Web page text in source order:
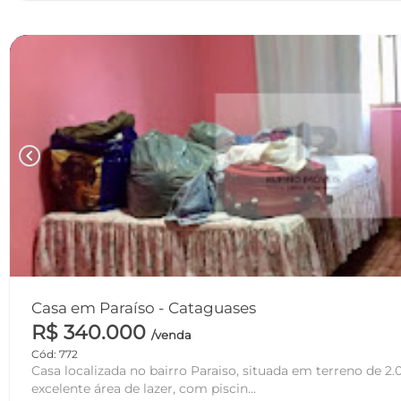
chevron_left
Casa em Paraíso - Cataguases
R$ 340.000 /venda
Cód: 772
Casa localizada no bairro Paraiso, situada em terreno de
excelente área de lazer, com piscin...